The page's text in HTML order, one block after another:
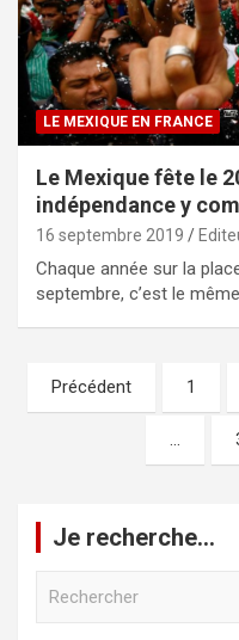
LE MEXIQUE EN FRANCE
Le Mexique fête le
indépendance y
16 septembre 2019
Chaque année sur la
septembre, c’est le
Pagination
des
publications
Précédent 1
…
Je recherche…